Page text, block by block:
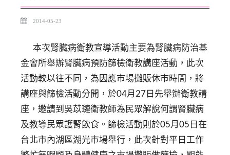
2014-05-23
本次腎臟病衛教宣導活動主要為腎臟病防治基
金會所舉辦腎臟病預防篩檢衛教講座活動，此次
活動較以往不同，為因應市場攤販休市時間，將
講座與篩檢活動分開，於04月27日先舉辦衛教講
座，邀請到吳苡璉衛教師為民眾解說何謂腎臟病
及教導民眾護腎飲食。篩檢活動則於05月05日在
台北市內湖區湖光市場舉行，此次針對平日工作